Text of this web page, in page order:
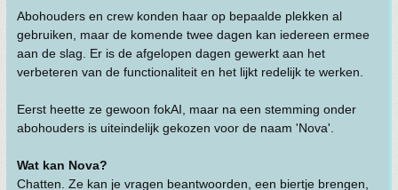
Abohouders en crew konden haar op bepaalde plekken al
gebruiken, maar de komende twee dagen kan iedereen ermee
aan de slag. Er is de afgelopen dagen gewerkt aan het
verbeteren van de functionaliteit en het lijkt redelijk te werken.
Eerst heette ze gewoon fokAI, maar na een stemming onder
abohouders is uiteindelijk gekozen voor de naam 'Nova'.
Wat kan Nova?
Chatten. Ze kan je vragen beantwoorden, een biertje brengen,